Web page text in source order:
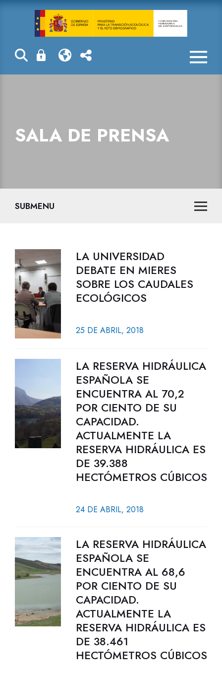
Sala de prensa
SALA DE PRENSA
SUBMENU
LA UNIVERSIDAD
DEBATE EN MIERES
SOBRE LOS CAUDALES
ECOLÓGICOS
25 DE ABRIL, 2018
LA RESERVA HIDRÁULICA
ESPAÑOLA SE
ENCUENTRA AL 70,2
POR CIENTO DE SU
CAPACIDAD.
ACTUALMENTE LA
RESERVA HIDRÁULICA ES
DE 39.388
HECTÓMETROS CÚBICOS
24 DE ABRIL, 2018
LA RESERVA HIDRÁULICA
ESPAÑOLA SE
ENCUENTRA AL 68,6
POR CIENTO DE SU
CAPACIDAD.
ACTUALMENTE LA
RESERVA HIDRÁULICA ES
DE 38.461
HECTÓMETROS CÚBICOS